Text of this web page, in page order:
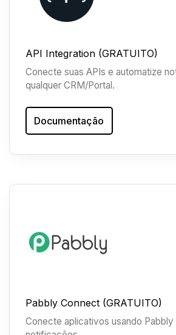
API Integration (GRATUITO)
Conecte suas APIs e automatize
qualquer CRM/Portal.
Documentação
Pabbly Connect (GRATUITO)
Conecte aplicativos usando Pabbly